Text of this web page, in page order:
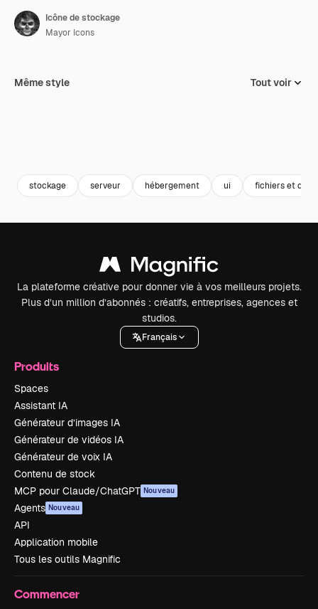
Icône de stockage
Mayor Icons
Même style Tout voir
stockage serveur hébergement ui fichiers et
La plateforme créative pour donner vie à vos meilleurs projets.
Plus d’un million d’abonnés : créatifs, entreprises, agences et
studios.
Français
Produits
Spaces
Assistant IA
Générateur d’images IA
Générateur de vidéos IA
Générateur de voix IA
Contenu de stock
MCP pour Claude/ChatGPT Nouveau
Agents Nouveau
API
Application mobile
Tous les outils Magnific
Commencer